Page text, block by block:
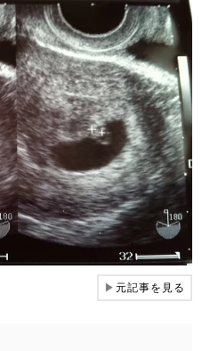
▶元記事を見る